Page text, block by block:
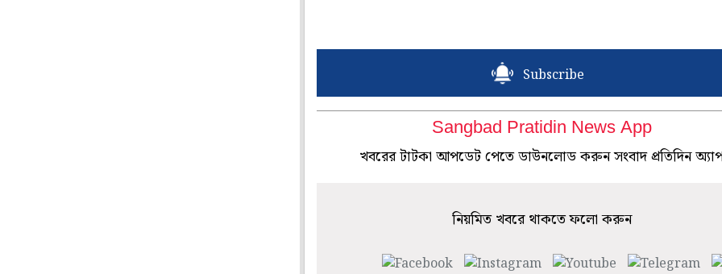
Subscribe
Sangbad Pratidin News App
খবরের টাটকা আপডেট পেতে ডাউনলোড করুন সংবাদ প্রতিদিন
নিয়মিত খবরে থাকতে ফলো করুন